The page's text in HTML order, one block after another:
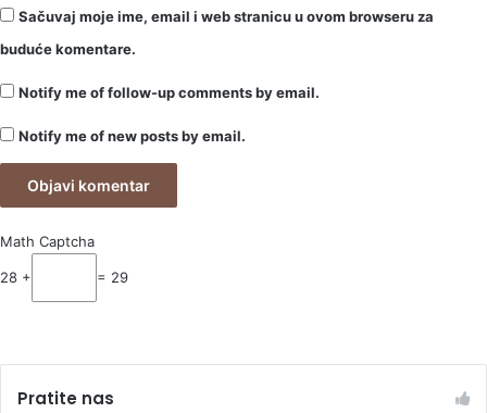
Sačuvaj moje ime, email i web stranicu u ovom browseru za
buduće komentare.
Notify me of follow-up comments by email.
Notify me of new posts by email.
Math Captcha
28 + = 29
Pratite nas